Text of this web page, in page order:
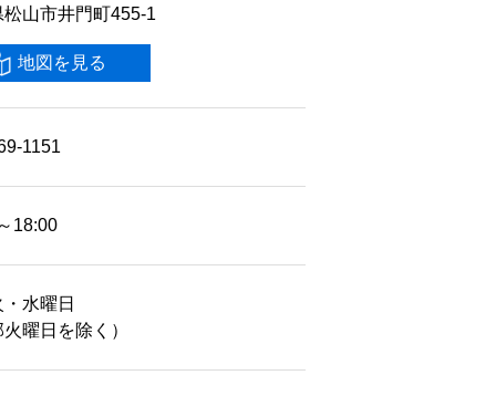
松山市井門町455-1
地図を見る
1151
18:00
水曜日
曜日を除く）